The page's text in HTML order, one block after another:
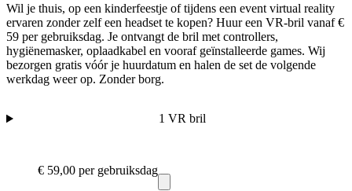
Wil je thuis, op een kinderfeestje of tijdens een event virtual reality
ervaren zonder zelf een headset te kopen? Huur een VR-bril vanaf €
59 per gebruiksdag. Je ontvangt de bril met controllers,
hygiënemasker, oplaadkabel en vooraf geïnstalleerde games. Wij
bezorgen gratis vóór je huurdatum en halen de set de volgende
werkdag weer op. Zonder borg.
1 VR bril
€ 59,00 per gebruiksdag